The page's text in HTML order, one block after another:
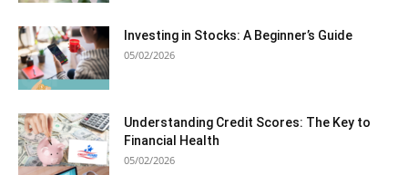
Investing in Stocks: A Beginner’s Guide
05/02/2026
Understanding Credit Scores: The Key to
Financial Health
05/02/2026